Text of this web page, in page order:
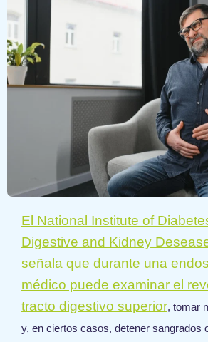
El National Institute of
Digestive and Kidney
señala que durante una
médico puede examinar el
tracto digestivo superior, tomar
y, en ciertos casos, detener sangrados